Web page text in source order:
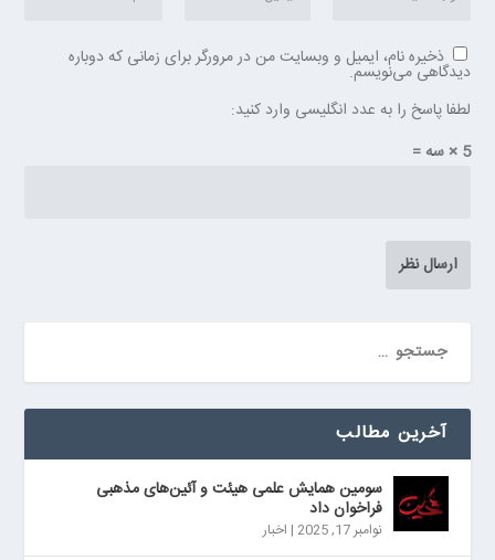
ذخیره نام، ایمیل و وبسایت من در مرورگر برای زمانی که دوباره
دیدگاهی می‌نویسم.
لطفا پاسخ را به عدد انگلیسی وارد کنید:
5 × سه =
آخرین مطالب
سومین همایش علمی هیئت و آئین‌های مذهبی
فراخوان داد
نوامبر 17, 2025 | اخبار